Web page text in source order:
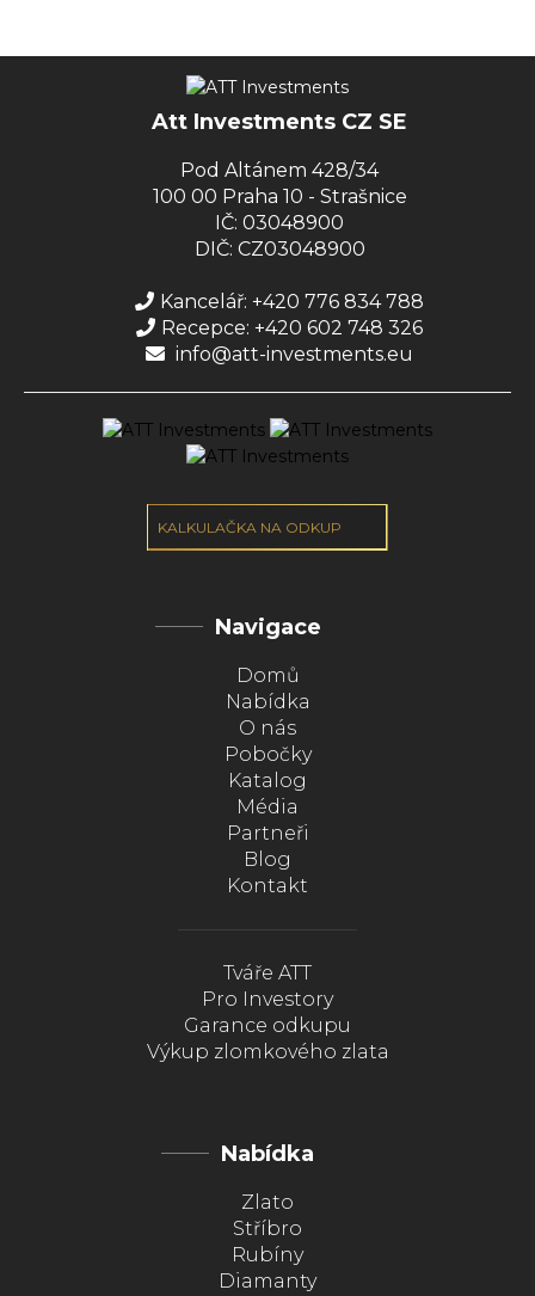
Att Investments CZ SE
Pod Altánem 428/34
100 00 Praha 10 - Strašnice
IČ: 03048900
DIČ: CZ03048900
Kancelář: +420 776 834 788
Recepce: +420 602 748 326
info@att-investments.eu
KALKULAČKA NA ODKUP
Navigace
Domů
Nabídka
O nás
Pobočky
Katalog
Média
Partneři
Blog
Kontakt
Tváře ATT
Pro Investory
Garance odkupu
Výkup zlomkového zlata
Nabídka
Zlato
Stříbro
Rubíny
Diamanty